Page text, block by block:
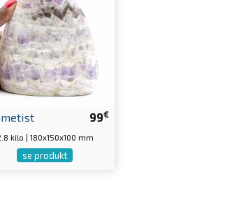
99€
kilo | 180x150x100 mm
se produkt